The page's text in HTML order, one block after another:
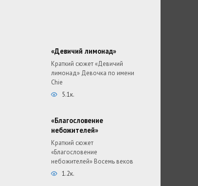
«Девичий лимонад»
Краткий сюжет «Девичий
лимонад» Девочка по имени
Chie
5.1к.
«Благословение
небожителей»
Краткий сюжет
«Благословение
небожителей» Восемь веков
1.2к.